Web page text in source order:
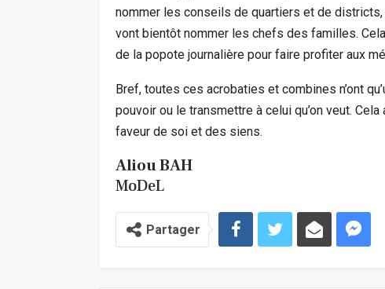
nommer les conseils de quartiers et de
vont bientôt nommer les chefs des familles.
de la popote journalière pour faire profiter aux
Bref, toutes ces acrobaties et combines n’ont
pouvoir ou le transmettre à celui qu’on veut.
faveur de soi et des siens.
Aliou BAH
MoDeL
Partager